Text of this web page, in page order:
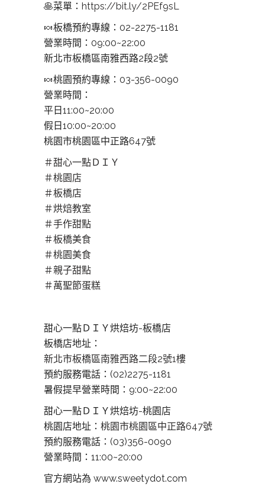
🥞菜單： https://bit.ly/2PEf9sL
🍬板橋預約專線：02-2275-1181
營業時間：09:00~22:00
新北市板橋區南雅西路2段2號
🍬桃園預約專線：03-356-0090
營業時間：
平日11:00~20:00
假日10:00~20:00
桃園市桃園區中正路647號
＃甜心一點ＤＩＹ
＃桃園店
＃板橋店
＃烘焙教室
＃手作甜點
＃板橋美食
＃桃園美食
＃親子甜點
＃萬聖節蛋糕
甜心一點ＤＩＹ烘焙坊-板橋店
板橋店地址：
新北市板橋區南雅西路二段2號1樓
預約服務電話：(02)2275-1181
暑假提早營業時間：9:00~22:00
甜心一點ＤＩＹ烘焙坊-桃園店
桃園店地址： 桃園市桃園區中正路647號
預約服務電話：(03)356-0090
營業時間：11:00~20:00
官方網站為 www.sweetydot.com